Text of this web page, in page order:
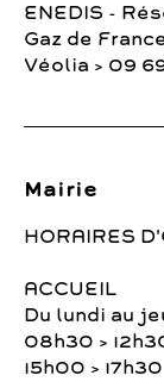
ENEDIS -
Gaz de
Véolia > 09
Mairie
HORAIRES
ACCUEIL
Du lundi au
08h30 >
15h00 > 17h30